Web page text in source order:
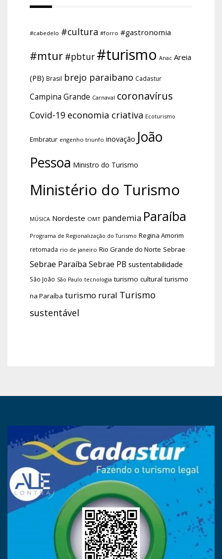
#cabedelo #cultura #forro #gastronomia
#mtur #pbtur #turismo Anac Areia
(PB) Brasil brejo paraibano Cadastur
Campina Grande Carnaval coronavírus
Covid-19 economia criativa Ecoturismo
Embratur engenho triunfo inovação João
Pessoa Ministro do Turismo
Ministério do Turismo
MÚSICA Nordeste OMT pandemia Paraíba
Programa de Regionalização do Turismo Regina Amorim
retomada rio de janeiro Rio Grande do Norte Sebrae
Sebrae Paraíba Sebrae PB sustentabilidade
São João São Paulo tecnologia turismo cultural turismo
na Paraíba turismo rural Turismo
sustentável